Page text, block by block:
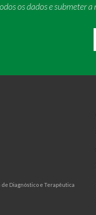
os dados e submeter
Diagnóstico e Terapêutica